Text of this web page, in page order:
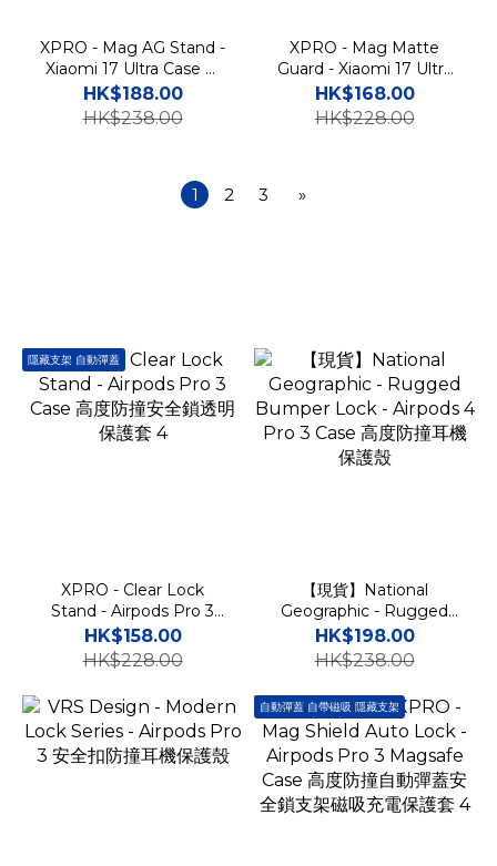
XPRO - Mag AG Stand -
Xiaomi 17 Ultra Case 防
撞磁吸充電舒適手感磨砂手
機保護殼
HK$188.00
HK$238.00
XPRO - Mag Matte
Guard - Xiaomi 17 Ultra
Case 高度防撞磁吸防滑舒
適手感磨砂手機保護殼
HK$168.00
HK$228.00
1 2 3 »
隱藏支架 自動彈蓋
XPRO - Clear Lock
Stand - Airpods Pro 3
Case 高度防撞安全鎖透明
保護套 4
HK$158.00
HK$228.00
【現貨】National
Geographic - Rugged
Bumper Lock - Airpods
4 Pro 3 Case 高度防撞耳
機保護殼
HK$198.00
HK$238.00
自動彈蓋 自帶磁吸 隱藏支架